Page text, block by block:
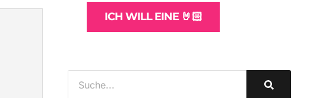
ICH WILL EINE 🤘🏻